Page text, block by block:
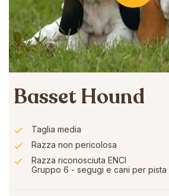
Basset Hound
Taglia media
Razza non pericolosa
Razza riconosciuta ENCI
Gruppo 6 - segugi e cani per pista